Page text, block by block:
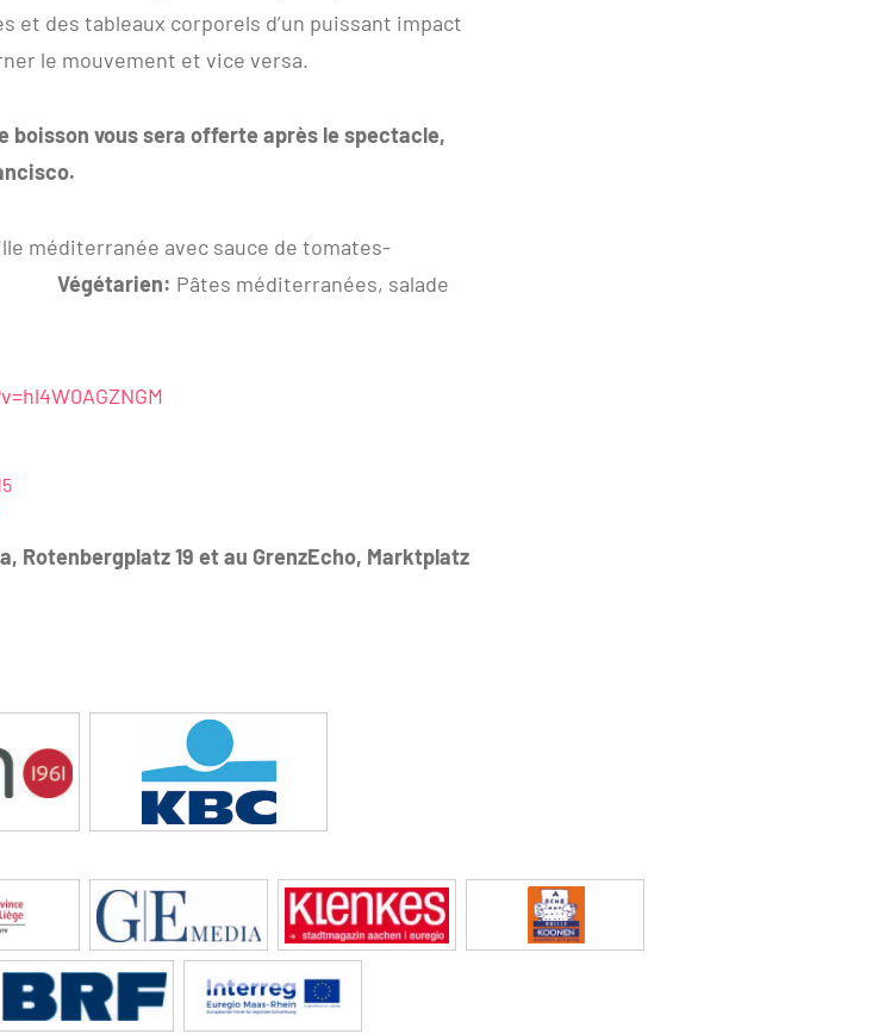
et des tableaux corporels d’un puissant impact
le mouvement et vice versa.
boisson vous sera offerte après le spectacle,
méditerranée avec sauce de tomates-
Végétarien: Pâtes méditerranées, salade
Rotenbergplatz 19 et au GrenzEcho, Marktplatz